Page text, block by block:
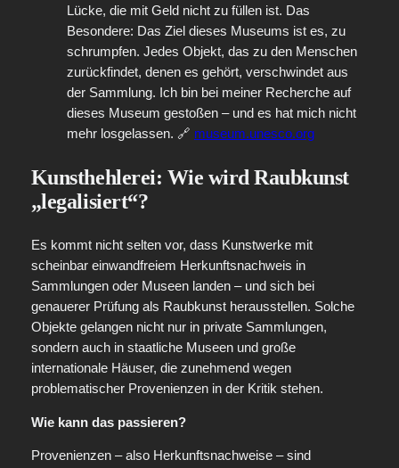
Lücke, die mit Geld nicht zu füllen ist. Das
Besondere: Das Ziel dieses Museums ist es, zu
schrumpfen. Jedes Objekt, das zu den Menschen
zurückfindet, denen es gehört, verschwindet aus
der Sammlung. Ich bin bei meiner Recherche auf
dieses Museum gestoßen – und es hat mich nicht
mehr losgelassen. 🔗 museum.unesco.org
Kunsthehlerei: Wie wird Raubkunst
„legalisiert“?
Es kommt nicht selten vor, dass Kunstwerke mit
scheinbar einwandfreiem Herkunftsnachweis in
Sammlungen oder Museen landen – und sich bei
genauerer Prüfung als Raubkunst herausstellen. Solche
Objekte gelangen nicht nur in private Sammlungen,
sondern auch in staatliche Museen und große
internationale Häuser, die zunehmend wegen
problematischer Provenienzen in der Kritik stehen.
Wie kann das passieren?
Provenienzen – also Herkunftsnachweise – sind